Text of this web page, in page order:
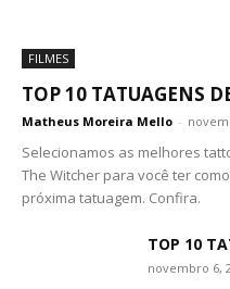
FILMES
TOP 10 TATUAGENS
Matheus Moreira Mello -
Selecionamos as melhores
The Witcher para você ter
próxima tatuagem. Confira.
TOP 10
novembro 6,